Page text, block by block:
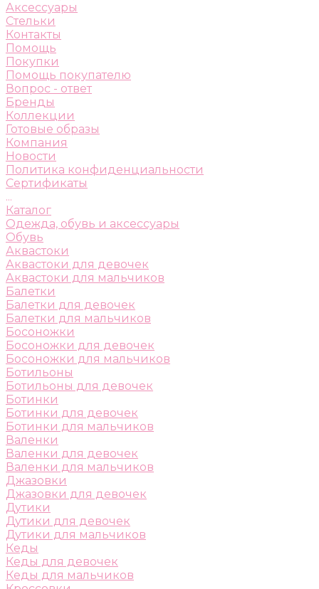
Аксессуары
Стельки
Контакты
Помощь
Покупки
Помощь покупателю
Вопрос - ответ
Бренды
Коллекции
Готовые образы
Компания
Новости
Политика конфиденциальности
Сертификаты
...
Каталог
Одежда, обувь и аксессуары
Обувь
Аквастоки
Аквастоки для девочек
Аквастоки для мальчиков
Балетки
Балетки для девочек
Балетки для мальчиков
Босоножки
Босоножки для девочек
Босоножки для мальчиков
Ботильоны
Ботильоны для девочек
Ботинки
Ботинки для девочек
Ботинки для мальчиков
Валенки
Валенки для девочек
Валенки для мальчиков
Джазовки
Джазовки для девочек
Дутики
Дутики для девочек
Дутики для мальчиков
Кеды
Кеды для девочек
Кеды для мальчиков